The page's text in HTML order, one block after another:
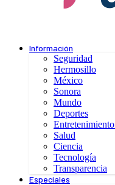
Información
Seguridad
Hermosillo
México
Sonora
Mundo
Deportes
Salud
Ciencia
Tecnología
Transparencia
Especiales